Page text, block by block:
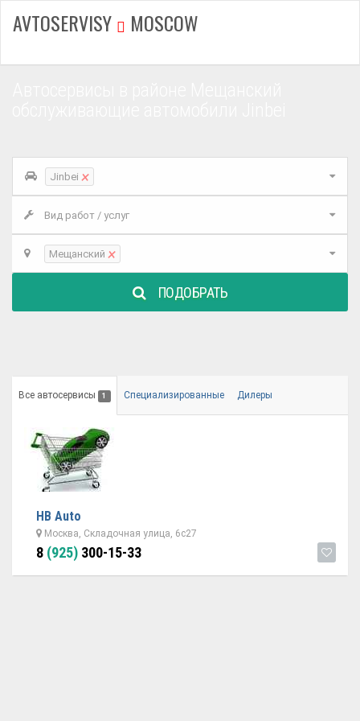
AVTOSERVISY MOSCOW
Jinbei ×
Вид работ / услуг
Мещанский ×
ПОДОБРАТЬ
Все автосервисы 1 Специализированные Дилеры
НВ Auto
Москва, Складочная улица, 6с27
8 (925) 300-15-33